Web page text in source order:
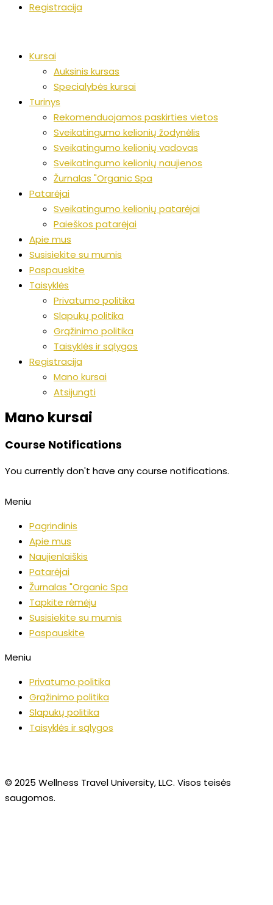
Registracija
Kursai
Auksinis kursas
Specialybės kursai
Turinys
Rekomenduojamos paskirties vietos
Sveikatingumo kelionių žodynėlis
Sveikatingumo kelionių vadovas
Sveikatingumo kelionių naujienos
Žurnalas "Organic Spa
Patarėjai
Sveikatingumo kelionių patarėjai
Paieškos patarėjai
Apie mus
Susisiekite su mumis
Paspauskite
Taisyklės
Privatumo politika
Slapukų politika
Grąžinimo politika
Taisyklės ir sąlygos
Registracija
Mano kursai
Atsijungti
Mano kursai
Course Notifications
You currently don't have any course notifications.
Meniu
Pagrindinis
Apie mus
Naujienlaiškis
Patarėjai
Žurnalas "Organic Spa
Tapkite rėmėju
Susisiekite su mumis
Paspauskite
Meniu
Privatumo politika
Grąžinimo politika
Slapukų politika
Taisyklės ir sąlygos
© 2025 Wellness Travel University, LLC. Visos teisės
saugomos.